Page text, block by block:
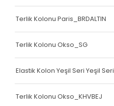
Terlik Kolonu Paris_BRDALTIN
Terlik Kolonu Okso_SG
Elastik Kolon Yeşil Seri Yeşil Seri
Terlik Kolonu Okso_KHVBEJ